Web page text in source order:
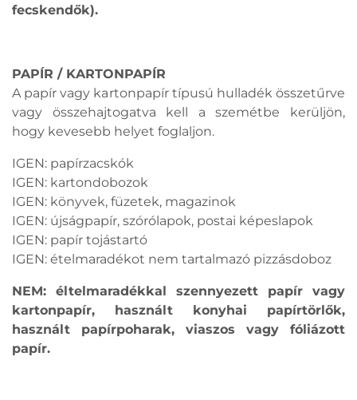
fecskendők).
PAPÍR / KARTONPAPÍR
A papír vagy kartonpapír típusú hulladék összetűrve
vagy összehajtogatva kell a szemétbe kerüljön,
hogy kevesebb helyet foglaljon.
IGEN: papírzacskók
IGEN: kartondobozok
IGEN: könyvek, füzetek, magazinok
IGEN: újságpapír, szórólapok, postai képeslapok
IGEN: papír tojástartó
IGEN: ételmaradékot nem tartalmazó pizzásdoboz
NEM: éltelmaradékkal szennyezett papír vagy
kartonpapír, használt konyhai papírtörlők,
használt papírpoharak, viaszos vagy fóliázott
papír.